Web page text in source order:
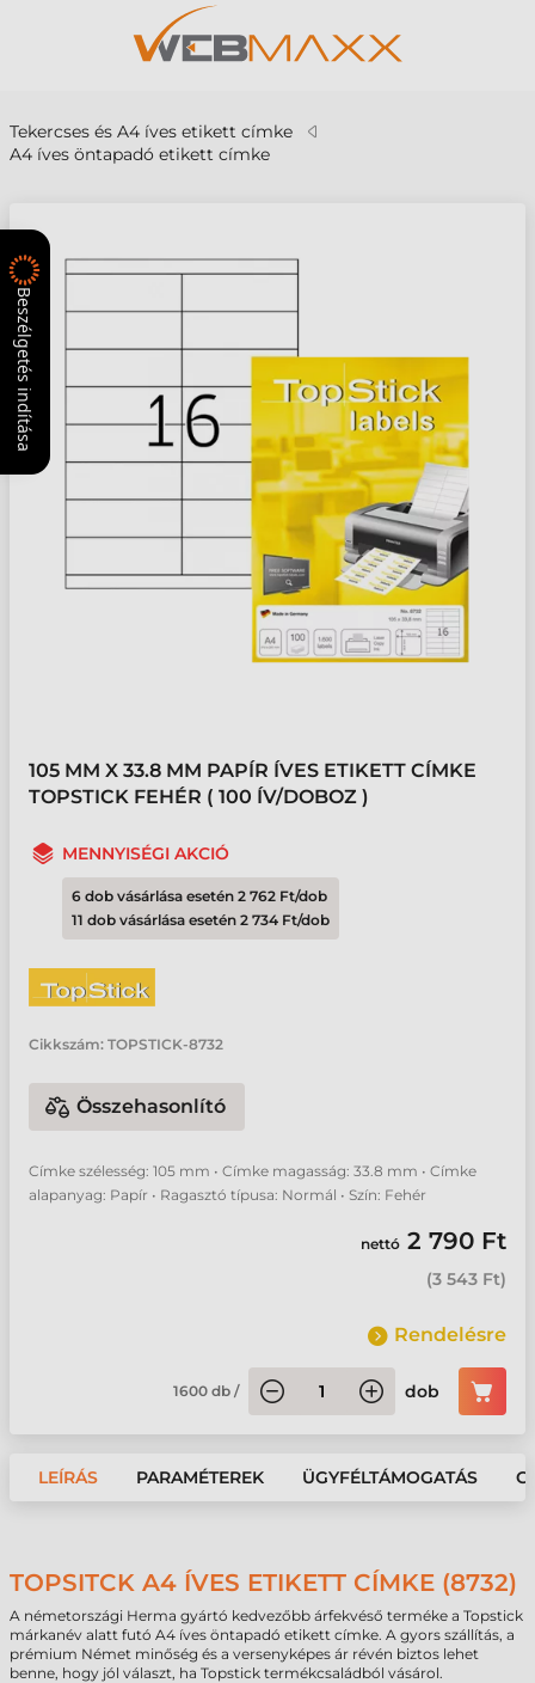
Tekercses és A4 íves etikett címke
A4 íves öntapadó etikett címke
105 MM X 33.8 MM PAPÍR ÍVES ETIKETT CÍMKE
TOPSTICK FEHÉR ( 100 ÍV/DOBOZ )
MENNYISÉGI AKCIÓ
6 dob vásárlása esetén 2 762 Ft/dob
11 dob vásárlása esetén 2 734 Ft/dob
Cikkszám: TOPSTICK-8732
Összehasonlító
Címke szélesség: 105 mm • Címke magasság: 33.8 mm • Címke
alapanyag: Papír • Ragasztó típusa: Normál • Szín: Fehér
nettó 2 790 Ft
(3 543 Ft)
Rendelésre
1600 db / dob
LEÍRÁS PARAMÉTEREK ÜGYFÉLTÁMOGATÁS
TOPSITCK A4 ÍVES ETIKETT CÍMKE (8732)
A németországi Herma gyártó kedvezőbb árfekvéső terméke a Topstick
márkanév alatt futó A4 íves öntapadó etikett címke. A gyors szállítás, a
prémium Német minőség és a versenyképes ár révén biztos lehet
benne, hogy jól választ, ha Topstick termékcsaládból vásárol.
Beszélgetés indítása